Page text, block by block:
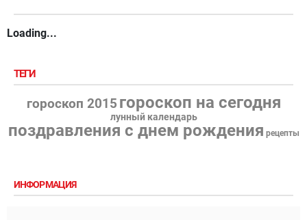
Loading...
ТЕГИ
гороскоп 2015 гороскоп на сегодня
лунный календарь
поздравления с днем рождения рецепты
ИНФОРМАЦИЯ